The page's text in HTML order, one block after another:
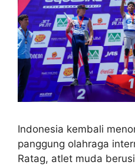
Indonesia kembali
panggung olahraga
Ratag, atlet muda